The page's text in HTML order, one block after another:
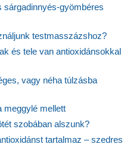
sárgadinnyés-gyömbéres
testmasszázshoz?
és tele van antioxidánsokkal
vagy néha túlzásba
meggylé mellett
szobában alszunk?
tartalmaz – szedres